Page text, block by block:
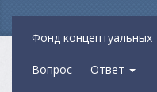
Фонд концептуальных
Вопрос — Ответ